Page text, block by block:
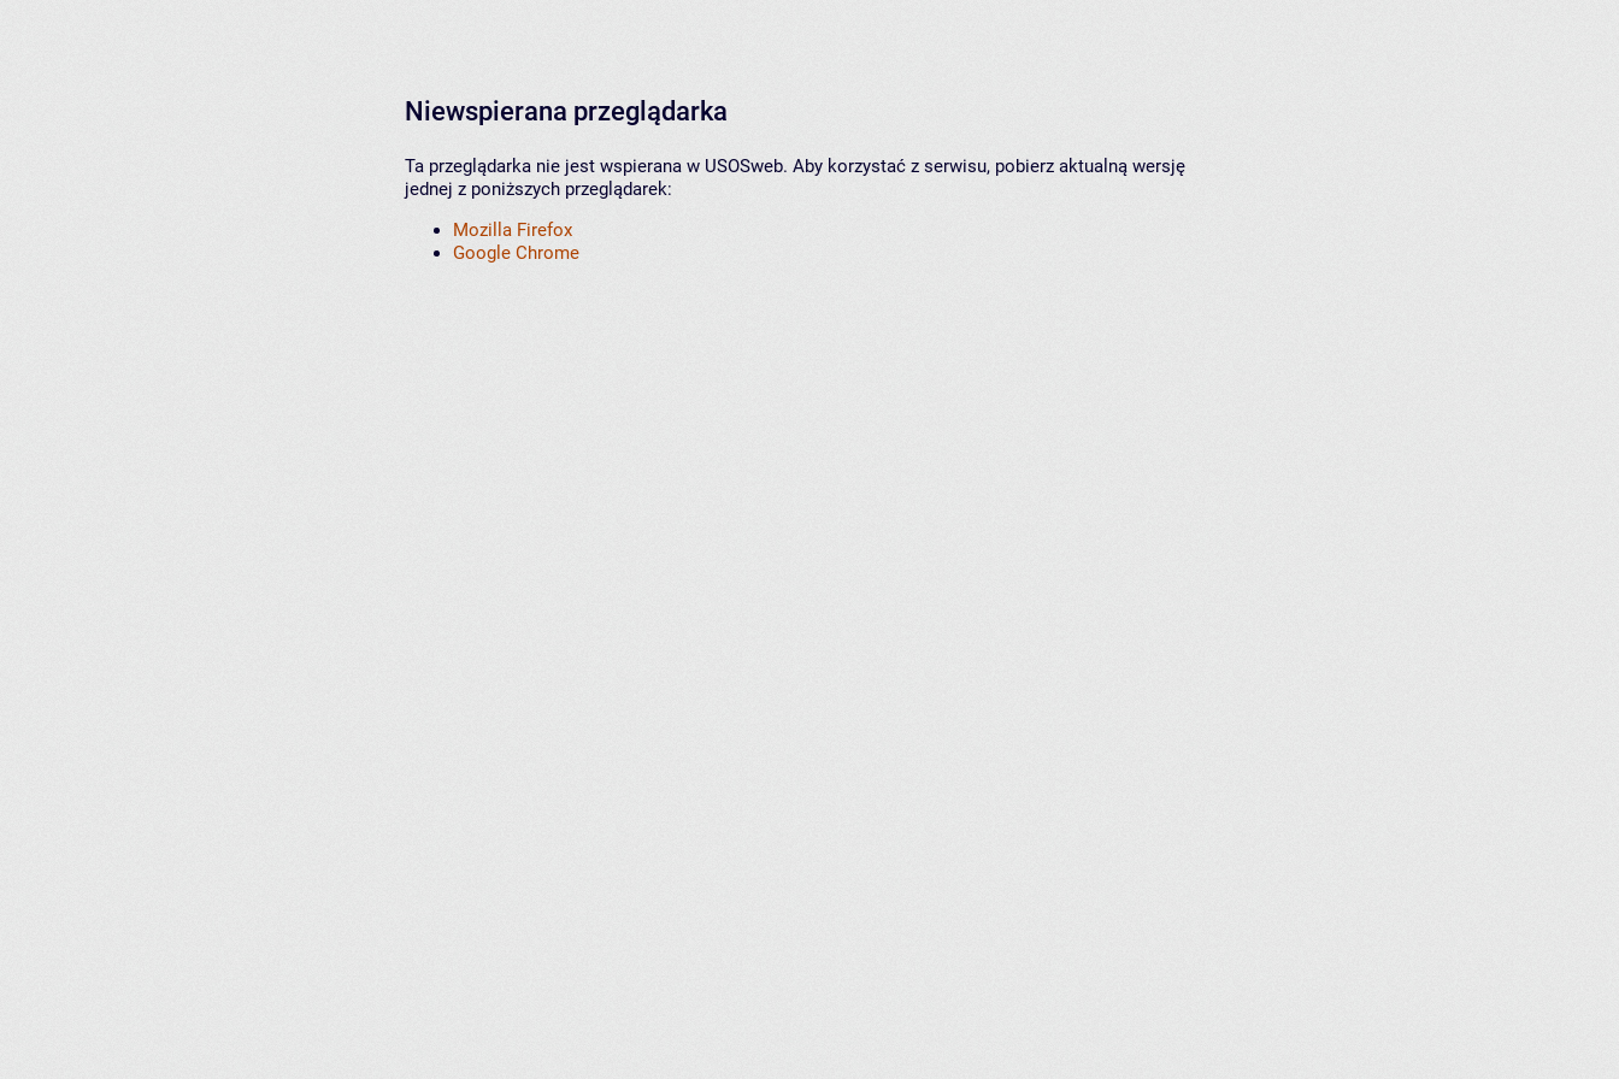
Niewspierana przeglądarka
Ta przeglądarka nie jest wspierana w USOSweb. Aby korzystać z serwisu, pobierz aktualną wersję
jednej z poniższych przeglądarek:
Mozilla Firefox
Google Chrome